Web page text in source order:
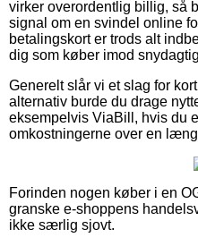
virker overordentlig billig, så
signal om en svindel online
betalingskort er trods alt
dig som køber imod
Generelt slår vi et slag for
alternativ burde du drage
eksempelvis ViaBill, hvis du
omkostningerne over en
Forinden nogen køber i en
granske e-shoppens
ikke særlig sjovt.